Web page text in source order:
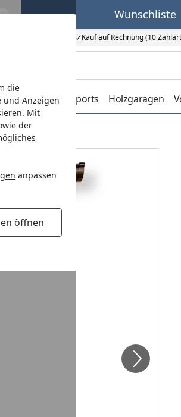
die
und Anzeigen
Mit
der
anpassen
öffnen
Kauf auf Rechnung (10
Wunschliste
Wunschliste
Carports Holzgaragen